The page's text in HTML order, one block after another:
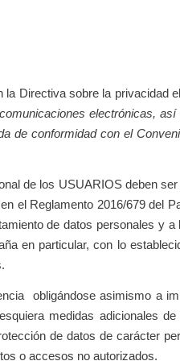
Directiva sobre la privacidad
electrónicas,
de conformidad con el
de los USUARIOS deben
el Reglamento 2016/679 del
de datos personales y
en particular, con lo
obligándose asimismo a
medidas adicionales
de datos de carácter
o accesos no autorizados.